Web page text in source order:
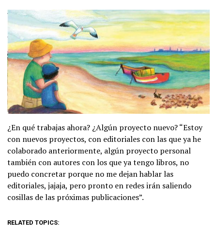
¿En qué trabajas ahora? ¿Algún proyecto nuevo? “Estoy
con nuevos proyectos, con editoriales con las que ya he
colaborado anteriormente, algún proyecto personal
también con autores con los que ya tengo libros, no
puedo concretar porque no me dejan hablar las
editoriales, jajaja, pero pronto en redes irán saliendo
cosillas de las próximas publicaciones”.
RELATED TOPICS: